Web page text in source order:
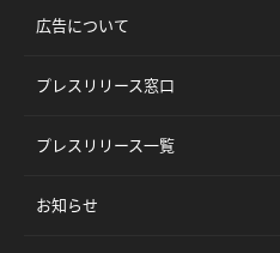
広告について
プレスリリース窓口
プレスリリース一覧
お知らせ